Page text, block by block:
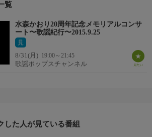
豊さんとのデュエット曲「虹の向こうに明
覧
水森かおり20周年記念メモリアルコンサ
ート〜歌謡紀行〜2015.9.25
見
8/31(月) 19:00～21:45
歌謡ポップスチャンネル
した人が見ている番組